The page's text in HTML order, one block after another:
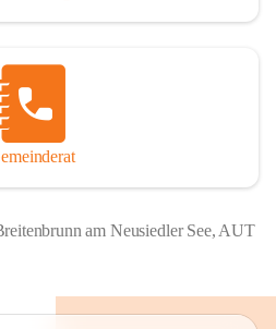
am Neusiedler See, AUT